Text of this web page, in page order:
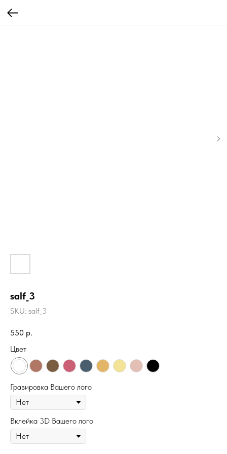
salf_3
SKU: salf_3
550 р.
Цвет
Гравировка Вашего лого
Вклейка 3D Вашего лого